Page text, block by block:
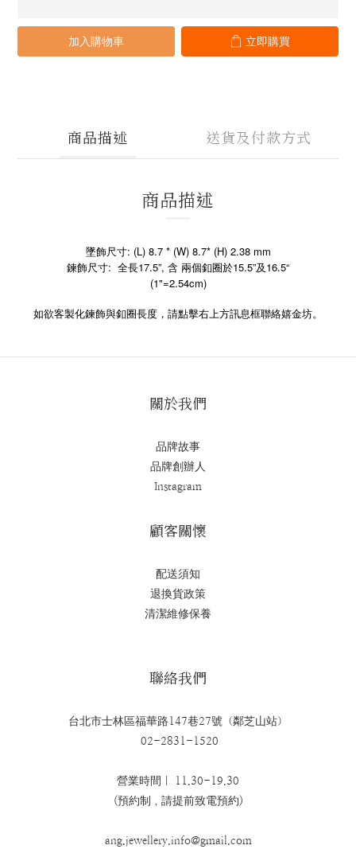
加入購物車 立即購買
商品描述 送貨及付款方式
商品描述
墜飾尺寸: (L) 8.7 * (W) 8.7* (H) 2.38 mm
鍊飾尺寸: 全長17.5”, 含 兩個釦圈於15.5”及16.5“
(1"=2.54cm)
如欲客製化鍊飾與釦圈長度，請點擊右上方訊息框聯絡嬉金坊。
關於我們
品牌故事
品牌創辦人
Instagram
顧客關懷
配送須知
退換貨政策
清潔維修保養
聯絡我們
台北市士林區福華路147巷27號（鄰芝山站）
02-2831-1520
營業時間｜ 11.30-19.30
(預約制，請提前致電預約)
ang.jewellery.info@gmail.com